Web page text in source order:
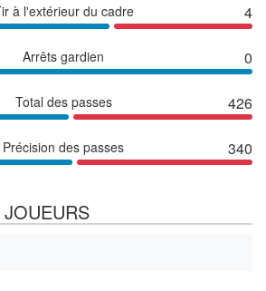
à l'extérieur du cadre 4
Arrêts gardien 0
Total des passes 426
Précision des passes 340